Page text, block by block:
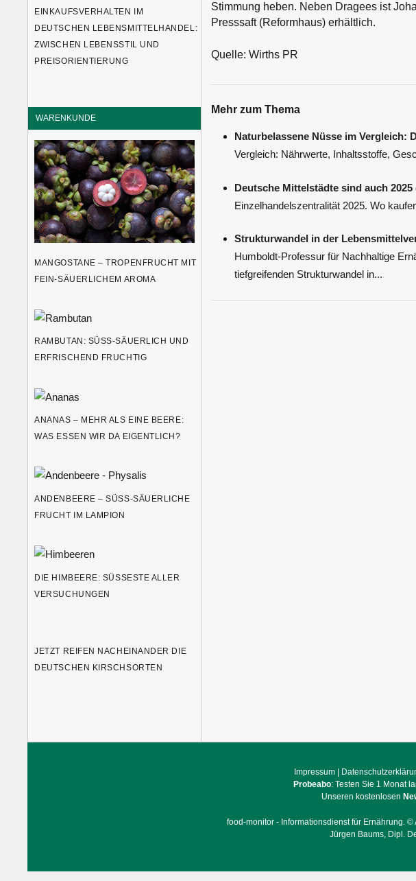
Stimmung heben. Neben Dragees ist
Presssaft (Reformhaus) erhältlich.
Quelle: Wirths PR
Mehr zum Thema
Naturbelassene Nüsse im Vergleich:
Vergleich: Nährwerte, Inhaltsstoffe,
Deutsche Mittelstädte sind auch
Einzelhandelszentralität 2025. Wo
Strukturwandel in der
Humboldt-Professur für Nachhaltige
tiefgreifenden Strukturwandel in...
EINKAUFSVERHALTEN IM
DEUTSCHEN LEBENSMITTELHANDEL:
ZWISCHEN LEBENSSTIL UND
PREISORIENTIERUNG
WARENKUNDE
MANGOSTANE – TROPENFRUCHT MIT
FEIN-SÄUERLICHEM AROMA
RAMBUTAN: SÜSS-SÄUERLICH UND E
RFRISCHEND FRUCHTIG
ANANAS – MEHR ALS EINE BEERE:
WAS ESSEN WIR DA EIGENTLICH?
ANDENBEERE – SÜSS-SÄUERLICHE F
RUCHT IM LAMPION
DIE HIMBEERE: SÜSSESTE ALLER V
ERSUCHUNGEN
JETZT REIFEN NACHEINANDER DIE
DEUTSCHEN KIRSCHSORTEN
Impressum
Probeabo: Testen Sie 1 Monat
Unseren kostenlosen
food-monitor - Informationsdienst für Ernährung. ©
Jürgen Baums, Dipl.